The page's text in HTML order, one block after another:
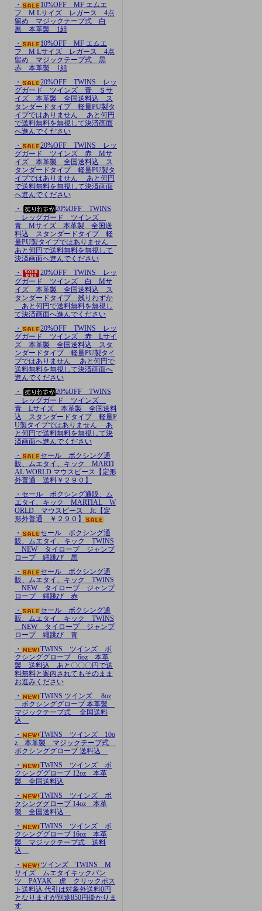
・
10%OFF MF エムエ
フ M Lサイズ レガース 4点
留め マジックテープ式 白
黒 本革製 1組
・
10%OFF MF エムエ
フ M Lサイズ レガース 4点
留め マジックテープ式 黒
赤 本革製 1組
・
20%OFF TWINS レッ
グガード ツインズ 青 Ｓサ
イズ 本革製 全国送料込 ス
タンダードタイプ 軽量PU製タ
イプではありません あと何円
で送料無料を無視して決済画面
へ進んでください
・
20%OFF TWINS レッ
グガード ツインズ 赤 Mサ
イズ 本革製 全国送料込 ス
タンダードタイプ 軽量PU製タ
イプではありません あと何円
で送料無料を無視して決済画面
へ進んでください
・
20%OFF TWINS
レッグガード ツインズ
青 Mサイズ 本革製 全国送
料込 スタンダードタイプ 軽
量PU製タイプではありません
あと何円で送料無料を無視して
決済画面へ進んでください
・
20%OFF TWINS レッ
グガード ツインズ 白 Mサ
イズ 本革製 全国送料込 ス
タンダードタイプ 残りわずか
あと何円で送料無料を無視し
て決済画面へ進んでください
・
20%OFF TWINS レッ
グガード ツインズ 赤 Lサイ
ズ 本革製 全国送料込 スタ
ンダードタイプ 軽量PU製タイ
プではありません あと何円で
送料無料を無視して決済画面へ
進んでください
・
20%OFF TWINS
レッグガード ツインズ
青 Lサイズ 本革製 全国送料
込 スタンダードタイプ 軽量P
U製タイプではありません あ
と何円で送料無料を無視して決
済画面へ進んでください
・
セール ボクシング通
販、ムエタイ、キック MARTI
AL WORLD マウスピース【定形
外普通 送料￥２９０】
・セール ボクシング通販、ム
エタイ、キック MARTIAL W
ORLD マウスピース Jr.【定
形外普通 ￥２９０】
・
セール ボクシング通
販、ムエタイ、キック TWINS
NEW タイロープ ジャンプ
ロープ 縄跳び 黒
・
セール ボクシング通
販、ムエタイ、キック TWINS
NEW タイロープ ジャンプ
ロープ 縄跳び 赤
・
セール ボクシング通
販、ムエタイ、キック TWINS
NEW タイロープ ジャンプ
ロープ 縄跳び 青
・
TWINS ツインズ ボ
クシンググローブ 6oz 本革
製 送料込 あと〇〇〇円で送
料無料と案内されてもそのまま
お進みください
・
TWINS ツインズ 8oz
ボクシンググローブ 本革製
マジックテープ式 全国送料
込
・
TWINS ツインズ 10o
z 本革製 マジックテープ式
ボクシンググローブ 送料込
・
TWINS ツインズ ボ
クシンググローブ 12oz 本革
製 全国送料込
・
TWINS ツインズ ボ
クシンググローブ 14oz 本革
製 全国送料込
・
TWINS ツインズ ボ
クシンググローブ 16oz 本革
製 マジックテープ式 送料
込
・
ツインズ TWINS M
サイズ ムエタイキックパン
ツ PAYAK 虎 クリックポス
ト送料込 代引は対象外送料0円
となりますが別途850円掛かりま
す